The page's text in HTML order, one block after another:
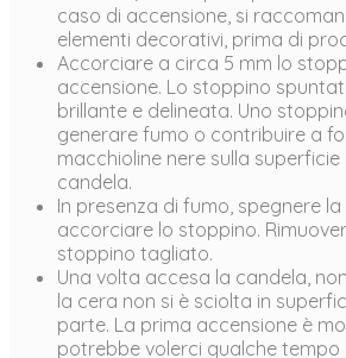
caso di accensione, si
elementi decorativi, prima di
Accorciare a circa 5 mm lo
accensione. Lo stoppino
brillante e delineata. Uno
generare fumo o contribuire a
macchioline nere sulla
candela.
In presenza di fumo, spegnere
accorciare lo stoppino.
stoppino tagliato.
Una volta accesa la candela,
la cera non si è sciolta in
parte. La prima accensione è
potrebbe volerci qualche